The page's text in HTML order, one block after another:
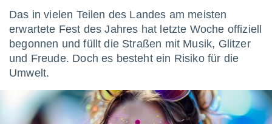
sind.
diese
die
Das in vielen Teilen des Landes am meisten
erwartete Fest des Jahres hat letzte Woche offiziell
begonnen und füllt die Straßen mit Musik, Glitzer
und Freude. Doch es besteht ein Risiko für die
Umwelt.